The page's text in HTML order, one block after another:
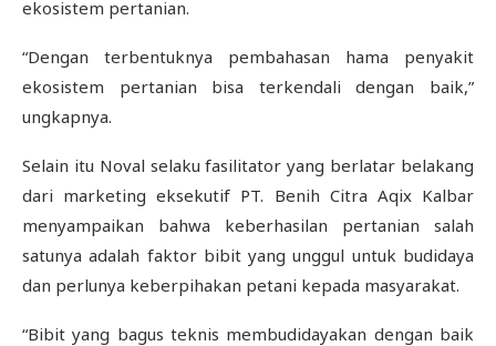
ekosistem pertanian.
“Dengan terbentuknya pembahasan hama penyakit
ekosistem pertanian bisa terkendali dengan baik,”
ungkapnya.
Selain itu Noval selaku fasilitator yang berlatar belakang
dari marketing eksekutif PT. Benih Citra Aqix Kalbar
menyampaikan bahwa keberhasilan pertanian salah
satunya adalah faktor bibit yang unggul untuk budidaya
dan perlunya keberpihakan petani kepada masyarakat.
“Bibit yang bagus teknis membudidayakan dengan baik